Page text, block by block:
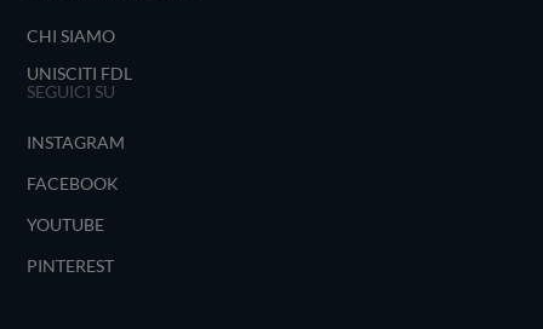
CHI SIAMO
UNISCITI FDL
SEGUICI SU
INSTAGRAM
FACEBOOK
YOUTUBE
PINTEREST